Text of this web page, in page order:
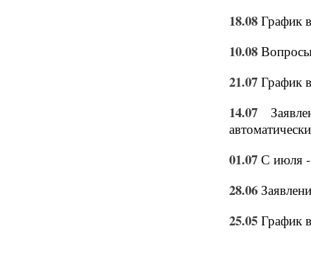
18.08 График
10.08
21.07 График
14.07
автоматически
01.07 С июля -
28.06
25.05 График